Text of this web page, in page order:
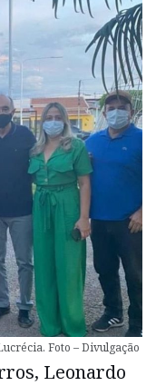
Foto – Divulgação
Leonardo